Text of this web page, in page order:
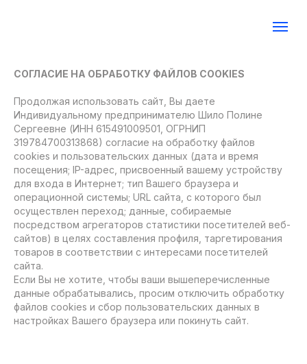
СОГЛАСИЕ НА ОБРАБОТКУ ФАЙЛОВ COOKIES
Продолжая использовать сайт, Вы даете
Индивидуальному предпринимателю Шило Полине
Сергеевне (ИНН 615491009501, ОГРНИП
319784700313868) согласие на обработку файлов
cookies и пользовательских данных (дата и время
посещения; IP-адрес, присвоенный вашему устройству
для входа в Интернет; тип Вашего браузера и
операционной системы; URL сайта, с которого был
осуществлен переход; данные, собираемые
посредством агрегаторов статистики посетителей веб-
сайтов) в целях составления профиля, таргетирования
товаров в соответствии с интересами посетителей
сайта.
Если Вы не хотите, чтобы ваши вышеперечисленные
данные обрабатывались, просим отключить обработку
файлов cookies и сбор пользовательских данных в
настройках Вашего браузера или покинуть сайт.